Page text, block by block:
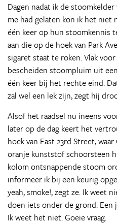
Dagen nadat ik de
me had gelaten kon ik het niet
één keer op hun stoomkennis
aan die op de hoek van Park
sigaret staat te roken. Vlak
bescheiden stoompluim uit
één keer bij het rechte eind.
zal wel een lek zijn, zegt hij
Alsof het raadsel nu ineens
later op de dag keert het
hoek van East 23rd Street,
oranje kunststof schoorsteen
kolom ontsnappende stoom
informeer ik bij een keurig
yeah, smoke!, zegt ze. Ik weet
doen iets onder de grond. Een
Ik weet het niet. Goeie vraag.